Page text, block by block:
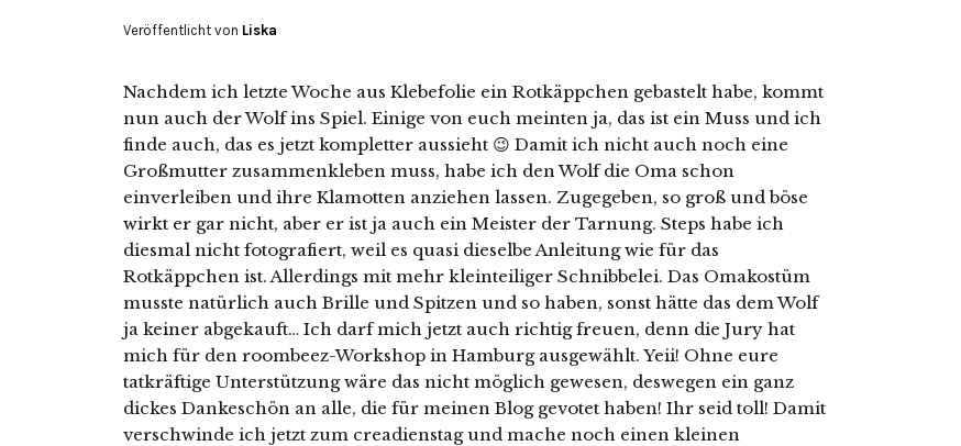
Veröffentlicht von Liska
Nachdem ich letzte Woche aus Klebefolie ein Rotkäppchen gebastelt habe, kommt
nun auch der Wolf ins Spiel. Einige von euch meinten ja, das ist ein Muss und ich
finde auch, das es jetzt kompletter aussieht 😉 Damit ich nicht auch noch eine
Großmutter zusammenkleben muss, habe ich den Wolf die Oma schon
einverleiben und ihre Klamotten anziehen lassen. Zugegeben, so groß und böse
wirkt er gar nicht, aber er ist ja auch ein Meister der Tarnung. Steps habe ich
diesmal nicht fotografiert, weil es quasi dieselbe Anleitung wie für das
Rotkäppchen ist. Allerdings mit mehr kleinteiliger Schnibbelei. Das Omakostüm
musste natürlich auch Brille und Spitzen und so haben, sonst hätte das dem Wolf
ja keiner abgekauft… Ich darf mich jetzt auch richtig freuen, denn die Jury hat
mich für den roombeez-Workshop in Hamburg ausgewählt. Yeii! Ohne eure
tatkräftige Unterstützung wäre das nicht möglich gewesen, deswegen ein ganz
dickes Dankeschön an alle, die für meinen Blog gevotet haben! Ihr seid toll! Damit
verschwinde ich jetzt zum creadienstag und mache noch einen kleinen